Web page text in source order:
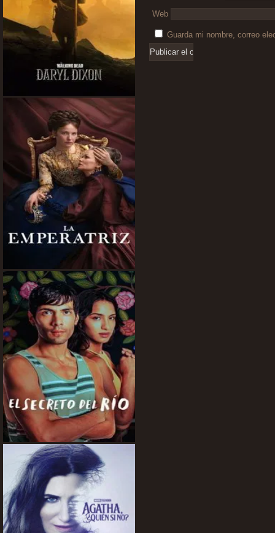
Web
Guarda mi nombre, correo